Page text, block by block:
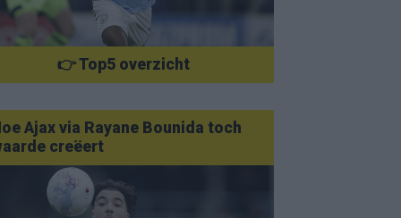
👉 Top5 overzicht
Ajax via Rayane Bounida toch
creëert